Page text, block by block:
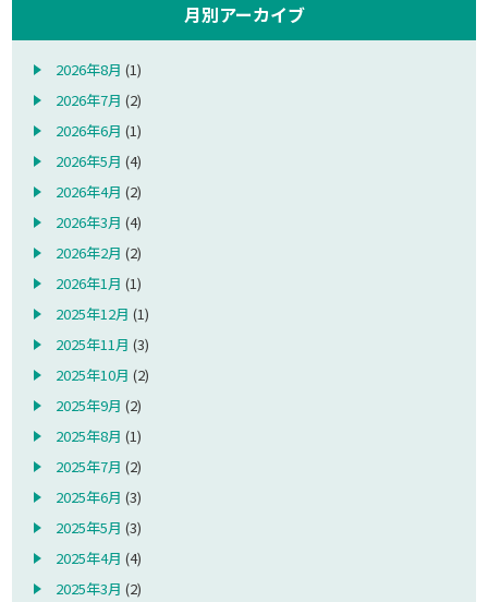
月別アーカイブ
2026年8月 (1)
2026年7月 (2)
2026年6月 (1)
2026年5月 (4)
2026年4月 (2)
2026年3月 (4)
2026年2月 (2)
2026年1月 (1)
2025年12月 (1)
2025年11月 (3)
2025年10月 (2)
2025年9月 (2)
2025年8月 (1)
2025年7月 (2)
2025年6月 (3)
2025年5月 (3)
2025年4月 (4)
2025年3月 (2)